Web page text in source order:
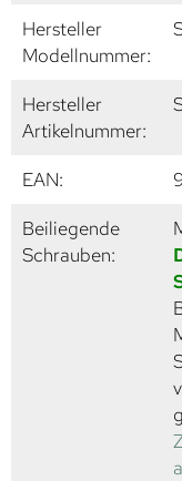
Hersteller
Modellnummer:
Hersteller
Artikelnummer:
EAN:
Beiliegende
Schrauben: